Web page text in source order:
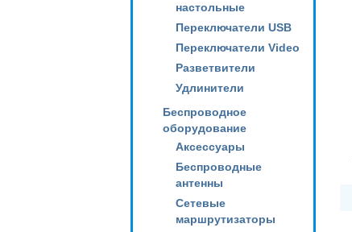
настольные
Переключатели USB
Переключатели Video
Разветвители
Удлинители
Беспроводное
оборудование
Аксессуары
Беспроводные
антенны
Сетевые
маршрутизаторы